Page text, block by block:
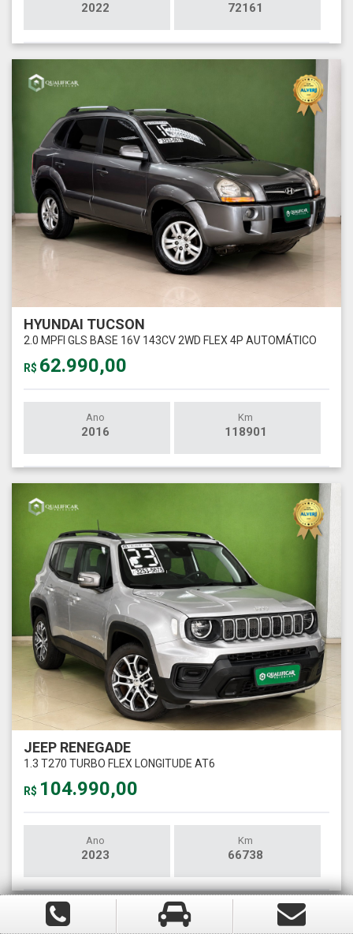
2022 72161
HYUNDAI TUCSON
2.0 MPFI GLS BASE 16V 143CV 2WD FLEX 4P AUTOMÁTICO
R$ 62.990,00
Ano
2016
Km
118901
JEEP RENEGADE
1.3 T270 TURBO FLEX LONGITUDE AT6
R$ 104.990,00
Ano
2023
Km
66738